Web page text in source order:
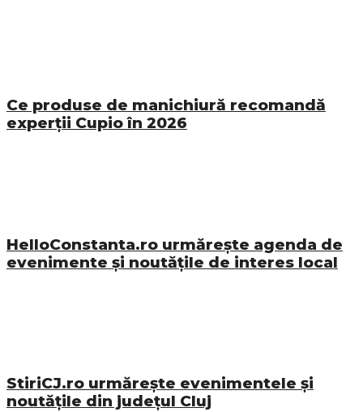
Ce produse de manichiură recomandă
experții Cupio în 2026
HelloConstanta.ro urmărește agenda de
evenimente și noutățile de interes local
StiriCJ.ro urmărește evenimentele și
noutățile din județul Cluj